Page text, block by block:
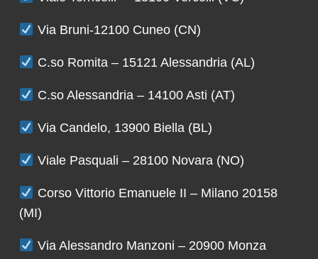
Via Bruni-12100 Cuneo (CN)
C.so Romita – 15121 Alessandria (AL)
C.so Alessandria – 14100 Asti (AT)
Via Candelo, 13900 Biella (BL)
Viale Pasquali – 28100 Novara (NO)
Corso Vittorio Emanuele II – Milano 20158
(MI)
Via Alessandro Manzoni – 20900 Monza